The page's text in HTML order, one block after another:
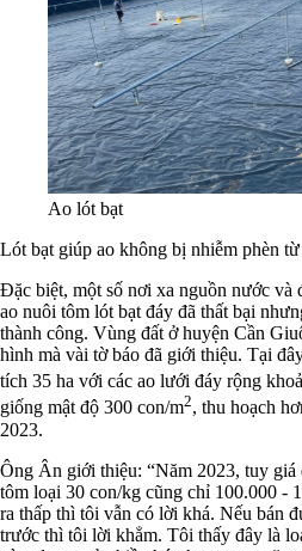
Ao lót bạt
Lót bạt giúp ao không bị nhiễm phèn
Đặc biệt, một số nơi xa nguồn nước và
ao nuôi tôm lót bạt đáy đã thất bại
thành công. Vùng đất ở huyện Cần
hình mà vài tờ báo đã giới thiệu. Tại
tích 35 ha với các ao lưới đáy rộng
giống mật độ 300 con/m2, thu hoạch
2023.
Ông Ân giới thiệu: “Năm 2023, tuy giá
tôm loại 30 con/kg cũng chỉ 100.000 -
ra thấp thì tôi vẫn có lời khá. Nếu bán
trước thì tôi lời khẳm. Tôi thấy đây là